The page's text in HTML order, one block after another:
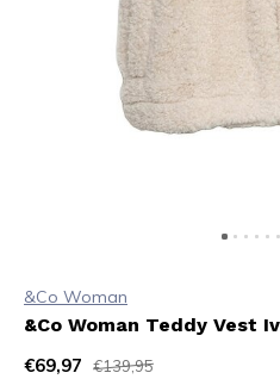
&Co Woman
&Co Woman Teddy Vest
€69,97
€139,95